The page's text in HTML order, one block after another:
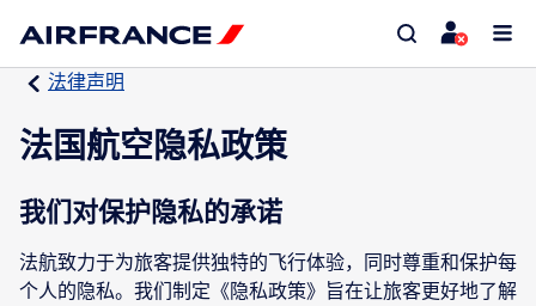
法律声明
法国航空隐私政策
我们对保护隐私的承诺
法航致力于为旅客提供独特的飞行体验，同时尊重和保护每
个人的隐私。我们制定《隐私政策》旨在让旅客更好地了解